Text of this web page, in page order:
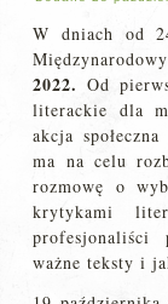
W dniach od
2022. Od
literackie dla
akcja
ma na celu
rozmowę o
krytykami
profesjonaliści
ważne teksty i